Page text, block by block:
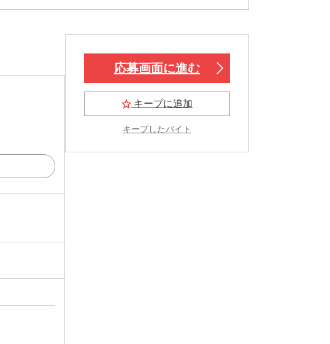
応募画面に進む
キープに追加
キープしたバイト